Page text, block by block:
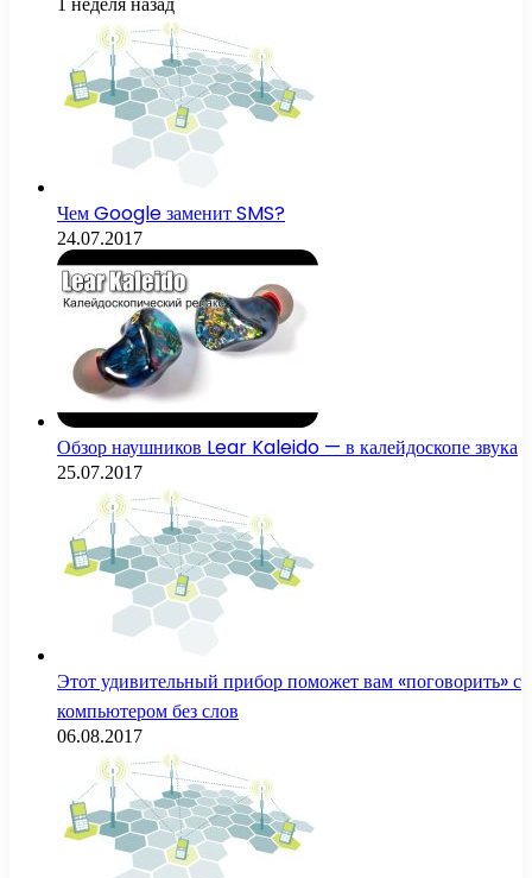
Чем Google заменит SMS?
24.07.2017
Обзор наушников Lear Kaleido — в калейдоскопе звука
25.07.2017
Этот удивительный прибор поможет вам «поговорить» с
компьютером без слов
06.08.2017